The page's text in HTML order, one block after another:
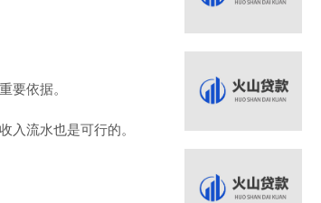
要依据。
入流水也是可行的。